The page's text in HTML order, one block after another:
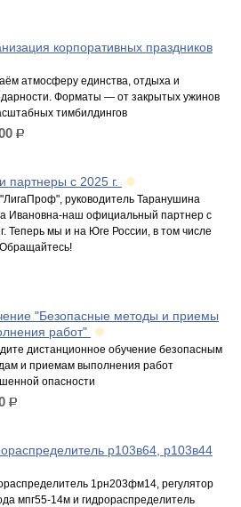
корпоративных праздников
атмосферу единства, отдыха и
Форматы — от закрытых ужинов
тимбилдингов
р.
партнеры с 2025 г.
руководитель Таранушина
Ивановна-наш официальный партнер с
Теперь мы и на Юге России, в том числе
"Безопасные методы и приемы
работ"
дистанционное обучение безопасным
и приемам выполнения работ
опасности
р.
р103в64, р103в44
1рн203фм14, регулятор
мпг55-14м и гидрораспределитель